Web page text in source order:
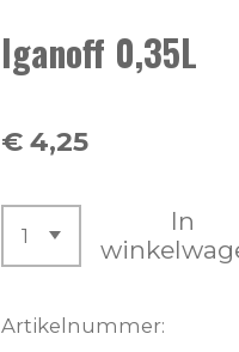
Iganoff 0,35L
€ 4,25
In
Artikelnummer: